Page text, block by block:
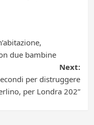
due bambine
Next:
per distruggere
per Londra 202”